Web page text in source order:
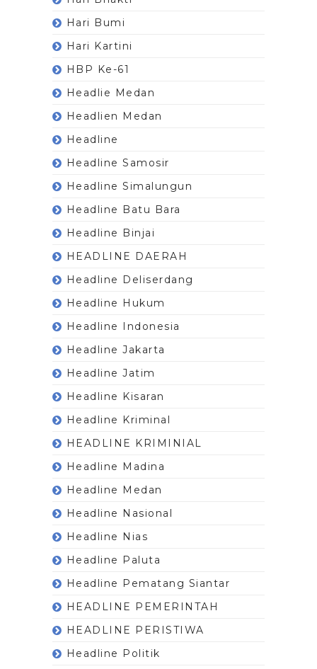
Hari Bumi
Hari Kartini
HBP Ke-61
Headlie Medan
Headlien Medan
Headline
Headline Samosir
Headline Simalungun
Headline Batu Bara
Headline Binjai
HEADLINE DAERAH
Headline Deliserdang
Headline Hukum
Headline Indonesia
Headline Jakarta
Headline Jatim
Headline Kisaran
Headline Kriminal
HEADLINE KRIMINIAL
Headline Madina
Headline Medan
Headline Nasional
Headline Nias
Headline Paluta
Headline Pematang Siantar
HEADLINE PEMERINTAH
HEADLINE PERISTIWA
Headline Politik